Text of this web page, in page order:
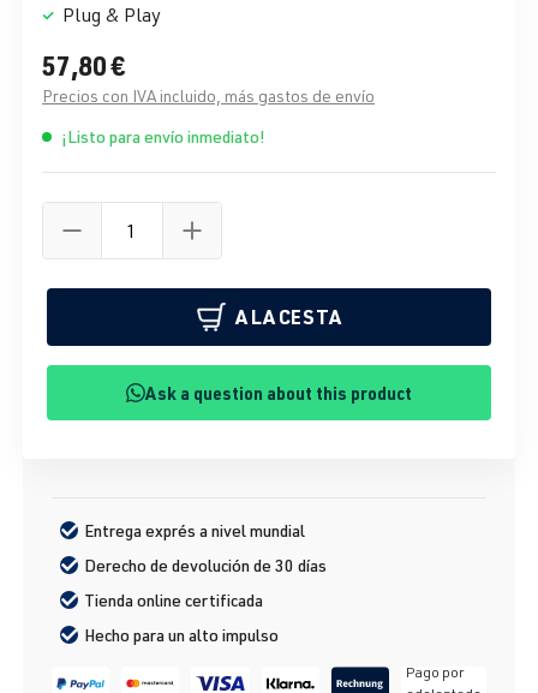
Plug & Play
57,80 €
Precios con IVA incluido, más gastos de envío
¡Listo para envío inmediato!
A LA CESTA
Ask a question about this product
Entrega exprés a nivel mundial
Derecho de devolución de 30 días
Tienda online certificada
Hecho para un alto impulso
Pago por